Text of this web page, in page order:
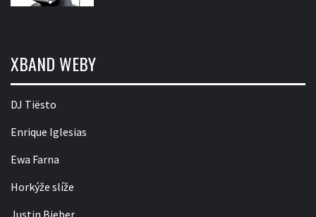
XBAND WEBY
DJ Tiësto
Enrique Iglesias
Ewa Farna
Horkýže slíže
Justin Bieber